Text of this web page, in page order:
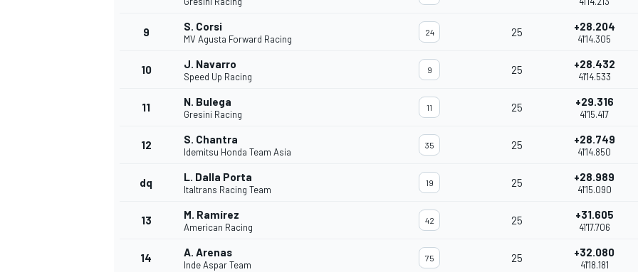
9 S. Corsi
MV Agusta Forward Racing
24 25 +28.204
41'14.305
10 J. Navarro
Speed Up Racing
9 25 +28.432
41'14.533
11 N. Bulega
Gresini Racing
11 25 +29.316
41'15.417
12 S. Chantra
Idemitsu Honda Team Asia
35 25 +28.749
41'14.850
dq L. Dalla Porta
Italtrans Racing Team
19 25 +28.989
41'15.090
13 M. Ramírez
American Racing
42 25 +31.605
41'17.706
14 A. Arenas
Inde Aspar Team
75 25 +32.080
41'18.181